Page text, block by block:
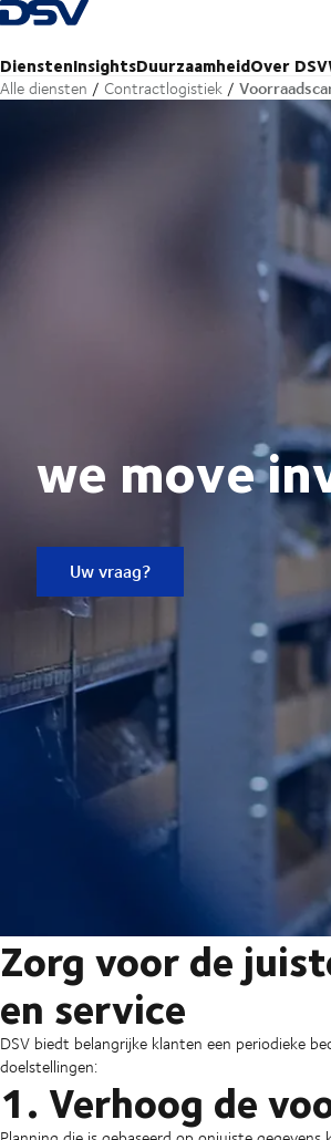
Terug naar startpagina
DienstenInsightsDuurzaamheidOver DSV
Alle diensten Contractlogistiek
we move
Uw vraag?
Zorg voor de
en service
DSV biedt belangrijke klanten een periodieke
doelstellingen:
1. Verhoog de